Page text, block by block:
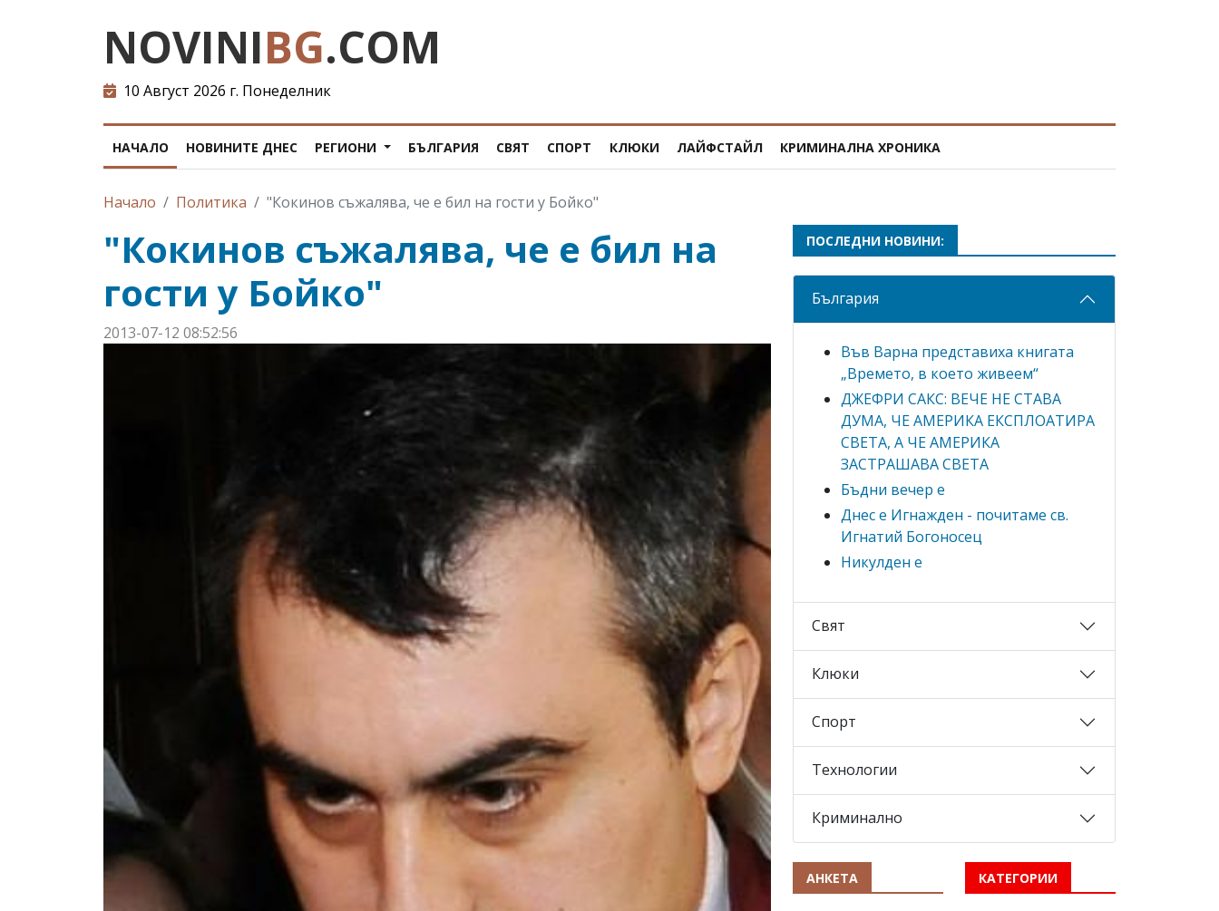
NOVINIBG.COM
10 Август 2026 г. Понеделник
НАЧАЛО НОВИНИТЕ ДНЕС РЕГИОНИ БЪЛГАРИЯ СВЯТ СПОРТ КЛЮКИ ЛАЙФСТАЙЛ КРИМИНАЛНА ХРОНИКА
Начало Политика "Кокинов съжалява, че е бил на гости у Бойко"
"Кокинов съжалява, че е бил на
гости у Бойко"
2013-07-12 08:52:56
ПОСЛЕДНИ НОВИНИ:
България
Във Варна представиха книгата
„Времето, в което живеем“
ДЖЕФРИ САКС: ВЕЧЕ НЕ СТАВА
ДУМА, ЧЕ АМЕРИКА ЕКСПЛОАТИРА
СВЕТА, А ЧЕ АМЕРИКА
ЗАСТРАШАВА СВЕТА
Бъдни вечер е
Днес е Игнажден - почитаме св.
Игнатий Богоносец
Никулден е
Свят
Клюки
Спорт
Технологии
Криминално
АНКЕТА КАТЕГОРИИ